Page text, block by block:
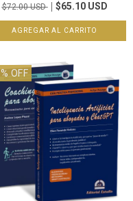
$72.00 USD
$65.10 USD
% OFF